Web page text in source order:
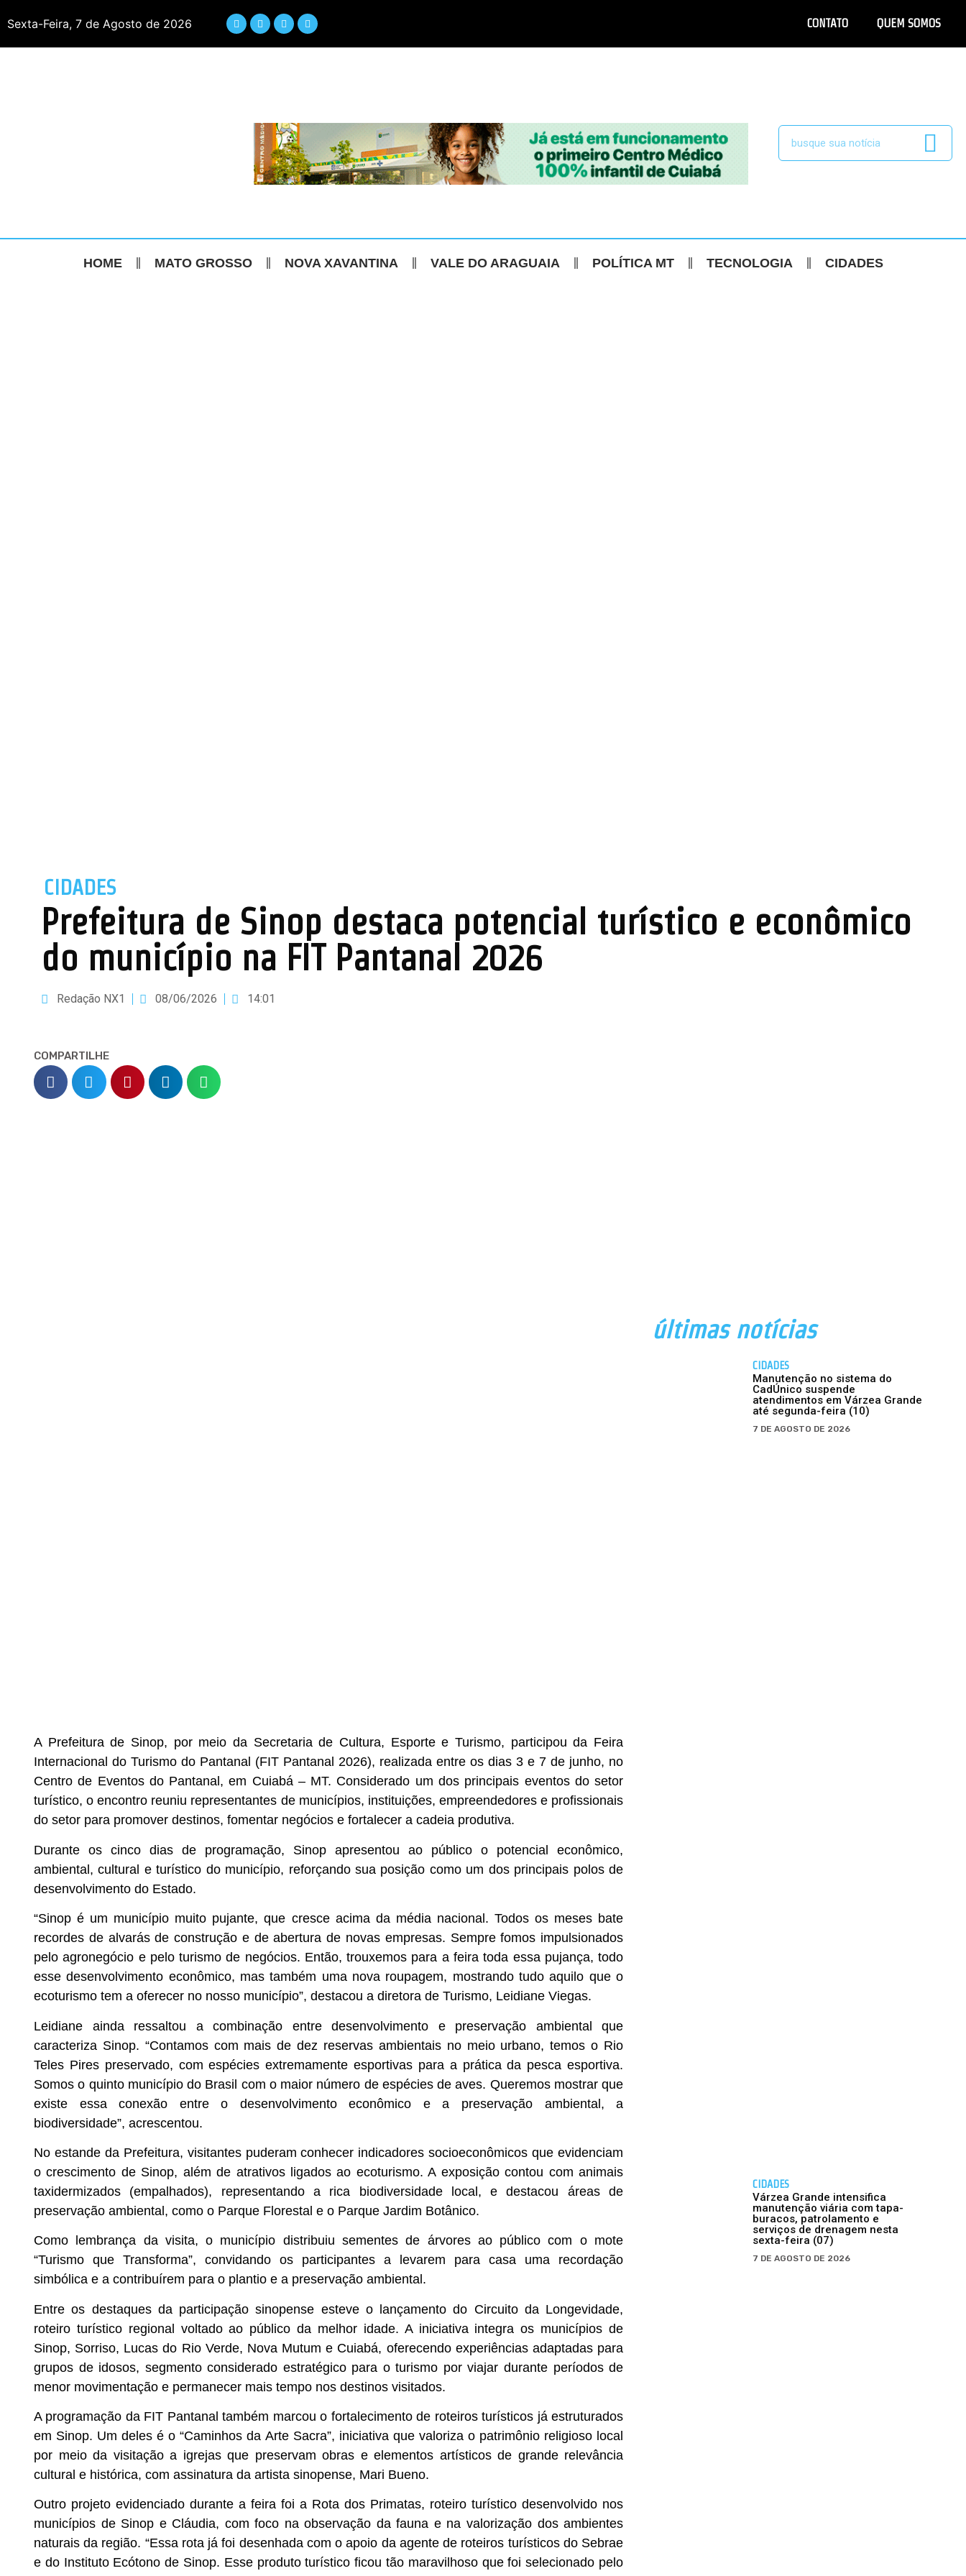
Sexta-Feira, 7 de Agosto de 2026 CONTATO QUEM SOMOS
HOME MATO GROSSO NOVA XAVANTINA VALE DO ARAGUAIA POLÍTICA MT TECNOLOGIA CIDADES
CIDADES
Prefeitura de Sinop destaca potencial turístico e econômico
do município na FIT Pantanal 2026
Redação NX1 08/06/2026 14:01
COMPARTILHE
A Prefeitura de Sinop, por meio da Secretaria de Cultura, Esporte e Turismo, participou da Feira
Internacional do Turismo do Pantanal (FIT Pantanal 2026), realizada entre os dias 3 e 7 de junho, no
Centro de Eventos do Pantanal, em Cuiabá – MT. Considerado um dos principais eventos do setor
turístico, o encontro reuniu representantes de municípios, instituições, empreendedores e profissionais
do setor para promover destinos, fomentar negócios e fortalecer a cadeia produtiva.
Durante os cinco dias de programação, Sinop apresentou ao público o potencial econômico,
ambiental, cultural e turístico do município, reforçando sua posição como um dos principais polos de
desenvolvimento do Estado.
“Sinop é um município muito pujante, que cresce acima da média nacional. Todos os meses bate
recordes de alvarás de construção e de abertura de novas empresas. Sempre fomos impulsionados
pelo agronegócio e pelo turismo de negócios. Então, trouxemos para a feira toda essa pujança, todo
esse desenvolvimento econômico, mas também uma nova roupagem, mostrando tudo aquilo que o
ecoturismo tem a oferecer no nosso município”, destacou a diretora de Turismo, Leidiane Viegas.
Leidiane ainda ressaltou a combinação entre desenvolvimento e preservação ambiental que
caracteriza Sinop. “Contamos com mais de dez reservas ambientais no meio urbano, temos o Rio
Teles Pires preservado, com espécies extremamente esportivas para a prática da pesca esportiva.
Somos o quinto município do Brasil com o maior número de espécies de aves. Queremos mostrar que
existe essa conexão entre o desenvolvimento econômico e a preservação ambiental, a
biodiversidade”, acrescentou.
No estande da Prefeitura, visitantes puderam conhecer indicadores socioeconômicos que evidenciam
o crescimento de Sinop, além de atrativos ligados ao ecoturismo. A exposição contou com animais
taxidermizados (empalhados), representando a rica biodiversidade local, e destacou áreas de
preservação ambiental, como o Parque Florestal e o Parque Jardim Botânico.
Como lembrança da visita, o município distribuiu sementes de árvores ao público com o mote
“Turismo que Transforma”, convidando os participantes a levarem para casa uma recordação
simbólica e a contribuírem para o plantio e a preservação ambiental.
Entre os destaques da participação sinopense esteve o lançamento do Circuito da Longevidade,
roteiro turístico regional voltado ao público da melhor idade. A iniciativa integra os municípios de
Sinop, Sorriso, Lucas do Rio Verde, Nova Mutum e Cuiabá, oferecendo experiências adaptadas para
grupos de idosos, segmento considerado estratégico para o turismo por viajar durante períodos de
menor movimentação e permanecer mais tempo nos destinos visitados.
A programação da FIT Pantanal também marcou o fortalecimento de roteiros turísticos já estruturados
em Sinop. Um deles é o “Caminhos da Arte Sacra”, iniciativa que valoriza o patrimônio religioso local
por meio da visitação a igrejas que preservam obras e elementos artísticos de grande relevância
cultural e histórica, com assinatura da artista sinopense, Mari Bueno.
Outro projeto evidenciado durante a feira foi a Rota dos Primatas, roteiro turístico desenvolvido nos
municípios de Sinop e Cláudia, com foco na observação da fauna e na valorização dos ambientes
naturais da região. “Essa rota já foi desenhada com o apoio da agente de roteiros turísticos do Sebrae
e do Instituto Ecótono de Sinop. Esse produto turístico ficou tão maravilhoso que foi selecionado pelo
últimas notícias
CIDADES
Manutenção no sistema do
CadÚnico suspende
atendimentos em Várzea Grande
até segunda-feira (10)
7 DE AGOSTO DE 2026
CIDADES
Várzea Grande intensifica
manutenção viária com tapa-
buracos, patrolamento e
serviços de drenagem nesta
sexta-feira (07)
7 DE AGOSTO DE 2026